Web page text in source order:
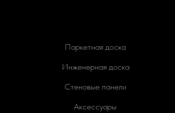
Паркетная доска
Инженерная доска
Стеновые панели
Аксессуары